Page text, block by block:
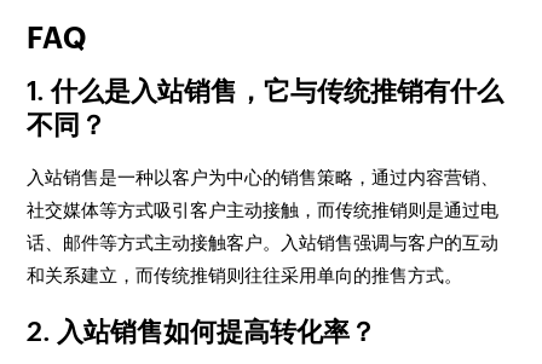
FAQ
1. 什么是入站销售，它与传统推销有什么
不同？
入站销售是一种以客户为中心的销售策略，通过内容营销、
社交媒体等方式吸引客户主动接触，而传统推销则是通过电
话、邮件等方式主动接触客户。入站销售强调与客户的互动
和关系建立，而传统推销则往往采用单向的推售方式。
2. 入站销售如何提高转化率？